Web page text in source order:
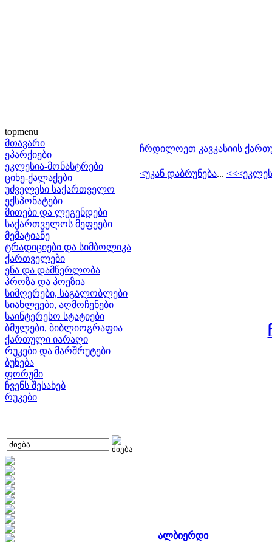
topmenu
მთავარი
ეპარქიები
ეკლესია-მონასტრები
ციხე-ქალაქები
უძველესი საქართველო
ექსპონატები
მითები და ლეგენდები
საქართველოს მეფეები
მემატიანე
ტრადიციები და სიმბოლიკა
ქართველები
ენა და დამწერლობა
პროზა და პოეზია
სიმღერები, საგალობლები
სიახლეები, აღმოჩენები
საინტერესო სტატიები
ბმულები, ბიბლიოგრაფია
ქართული იარაღი
რუკები და მარშრუტები
ბუნება
ფორუმი
ჩვენს შესახებ
რუკები
ჩრდილოეთ კავკასიის
<უკან დაბრუნება...
ალბიერდი